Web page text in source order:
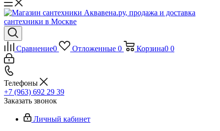
Сравнение0 Отложенные 0 Корзина0 0
Телефоны
+7 (963) 692 29 39
Заказать звонок
Личный кабинет